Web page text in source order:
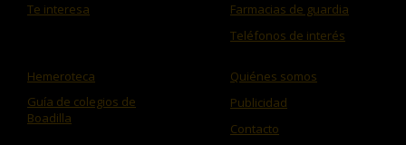
Te interesa
Farmacias de guardia
Teléfonos de interés
Hemeroteca
Guía de colegios de
Boadilla
Quiénes somos
Publicidad
Contacto